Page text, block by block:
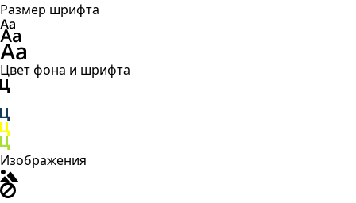
Размер шрифта
Цвет фона и шрифта
Изображения